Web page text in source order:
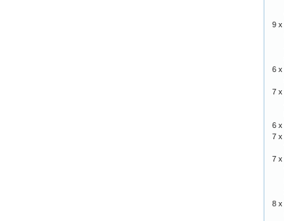
9 x
6 x
7 x
6 x
7 x
7 x
8 x